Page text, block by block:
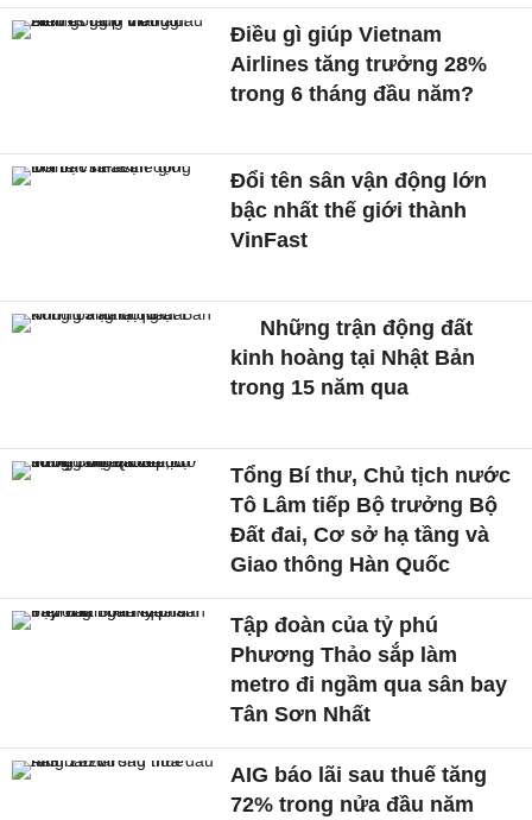
Điều gì giúp Vietnam
Airlines tăng trưởng 28%
trong 6 tháng đầu năm?
Đổi tên sân vận động lớn
bậc nhất thế giới thành
VinFast
Những trận động đất
kinh hoàng tại Nhật Bản
trong 15 năm qua
Tổng Bí thư, Chủ tịch nước
Tô Lâm tiếp Bộ trưởng Bộ
Đất đai, Cơ sở hạ tầng và
Giao thông Hàn Quốc
Tập đoàn của tỷ phú
Phương Thảo sắp làm
metro đi ngầm qua sân bay
Tân Sơn Nhất
AIG báo lãi sau thuế tăng
72% trong nửa đầu năm